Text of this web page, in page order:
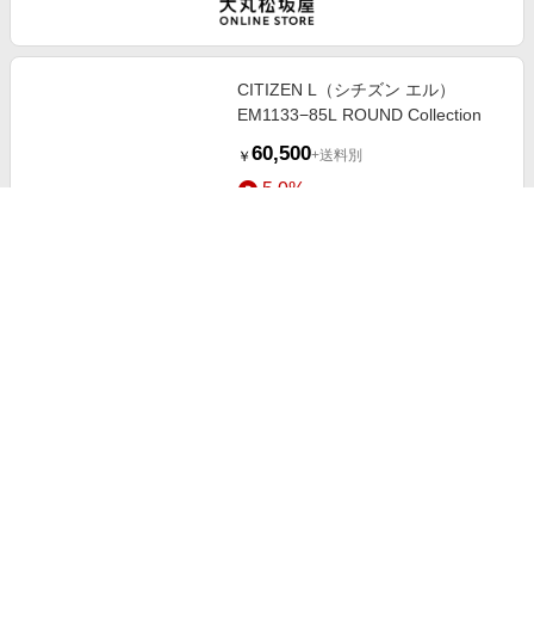
CITIZEN L（シチズン エル）
EM1133−85L ROUND Collection
￥ 60,500+送料別
5.0%